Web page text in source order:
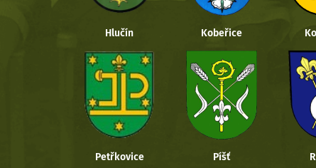
Hlučín Kobeřice
Petřkovice Píšť